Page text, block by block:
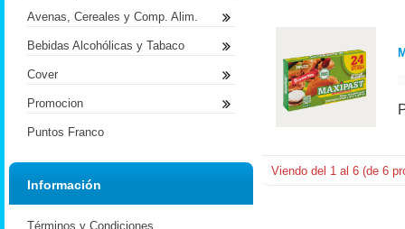
Viendo del 1 al 6 (de 6
Avenas, Cereales y Comp. Alim.
Bebidas Alcohólicas y Tabaco
Cover
Promocion
Puntos Franco
Información
Términos y Condiciones